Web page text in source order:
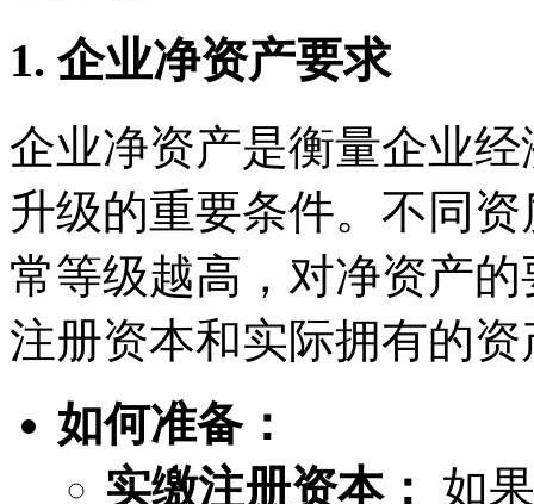
1. 企业净资产要求
企业净资产是衡量企业
升级的重要条件。不同
常等级越高，对净资产
注册资本和实际拥有的
如何准备：
实缴注册资本：
如